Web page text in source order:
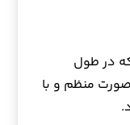
در طول
منظم و با